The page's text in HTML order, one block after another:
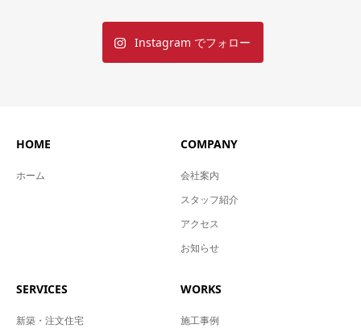
Instagram でフォロー
HOME
ホーム
COMPANY
会社案内
スタッフ紹介
アクセス
お知らせ
SERVICES
新築・注文住宅
WORKS
施工事例